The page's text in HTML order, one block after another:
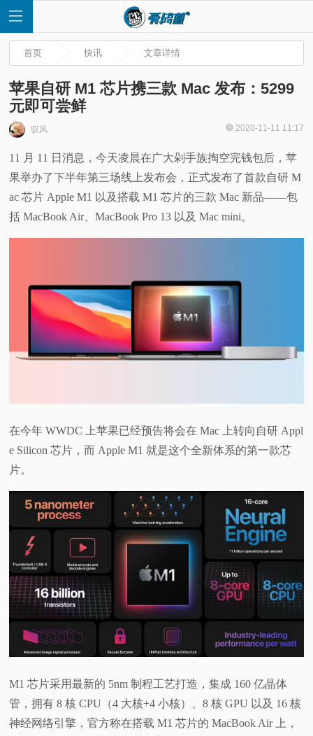
首
页
快
科
体
题
首页 快讯 文章详情
苹果自研 M1 芯片携三款 Mac 发布：5299
元即可尝鲜
驭风 2020-11-11 11:17
11 月 11 日消息，今天凌晨在广大剁手族掏空完钱包后，苹
果举办了下半年第三场线上发布会，正式发布了首款自研 M
ac 芯片 Apple M1 以及搭载 M1 芯片的三款 Mac 新品——包
括 MacBook Air、MacBook Pro 13 以及 Mac mini。
在今年 WWDC 上苹果已经预告将会在 Mac 上转向自研 Appl
e Silicon 芯片，而 Apple M1 就是这个全新体系的第一款芯
片。
M1 芯片采用最新的 5nm 制程工艺打造，集成 160 亿晶体
管，拥有 8 核 CPU（4 大核+4 小核）、8 核 GPU 以及 16 核
神经网络引擎，官方称在搭载 M1 芯片的 MacBook Air 上，